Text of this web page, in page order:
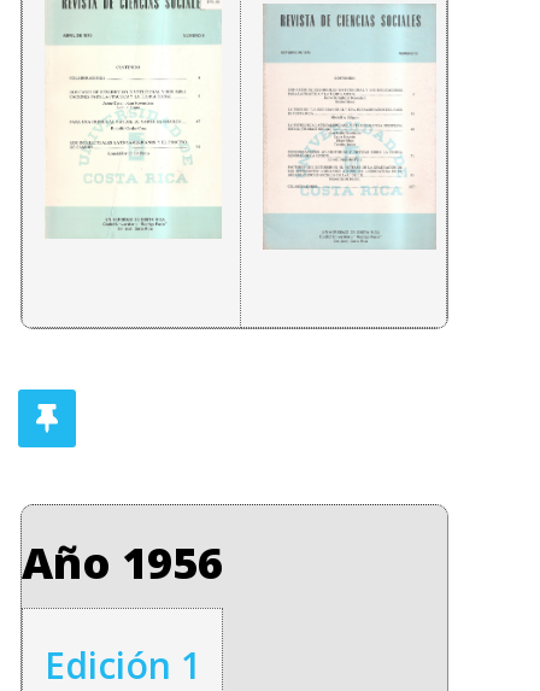
ALIANZAS, PODER Y POLÍTICA SOCIAL EN
Carl Friedrich Bossert
MERCADOS ITINERANTES. ESTUDIO
Felipe González Ortiz, Sergio Vega Bolaños
VICTIMIZACIÓN E IMPUNIDAD EN EL ESTADO DE
Año 1956
Edición 1